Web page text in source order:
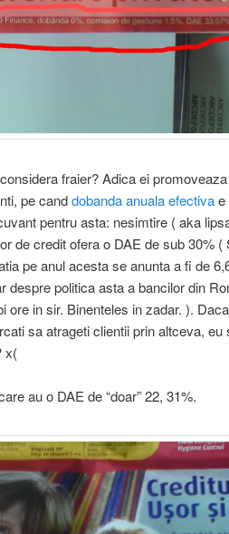
fraier? Adica ei
pe canddobanda anuala efectivae
pentru asta: nesimtire ( aka
de credit ofera o DAE de sub 30% (
pe anul acesta se anunta a fi de
despre politica asta a bancilor din
ore in sir. Binenteles in zadar. ).
sa atrageti clientii prin altceva,
x(
au o DAE de “doar” 22, 31%.